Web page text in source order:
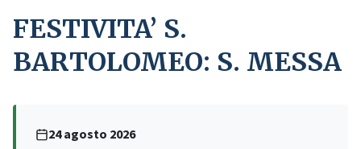
FESTIVITA’ S.
BARTOLOMEO: S. MESSA
24 agosto 2026